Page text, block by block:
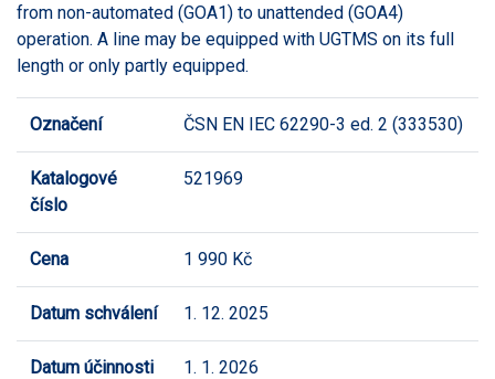
from non-automated (GOA1) to unattended (GOA4)
operation. A line may be equipped with UGTMS on its full
length or only partly equipped.
Označení ČSN EN IEC 62290-3 ed. 2 (333530)
Katalogové
číslo
521969
Cena 1 990 Kč
Datum schválení 1. 12. 2025
Datum účinnosti 1. 1. 2026